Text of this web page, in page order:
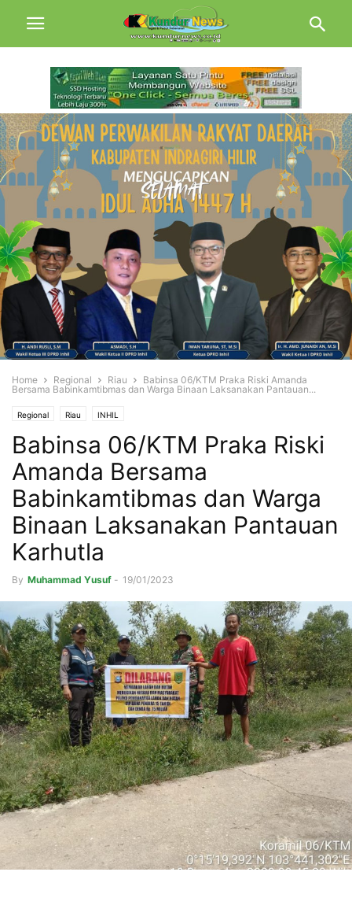
Home Regional Riau
Babinsa 06/KTM Praka Riski Amanda
Bersama Babinkamtibmas dan Warga Binaan Laksanakan Pantauan...
Regional Riau INHIL
Babinsa 06/KTM Praka Riski
Amanda Bersama
Babinkamtibmas dan Warga
Binaan Laksanakan Pantauan
Karhutla
By Muhammad Yusuf - 19/01/2023